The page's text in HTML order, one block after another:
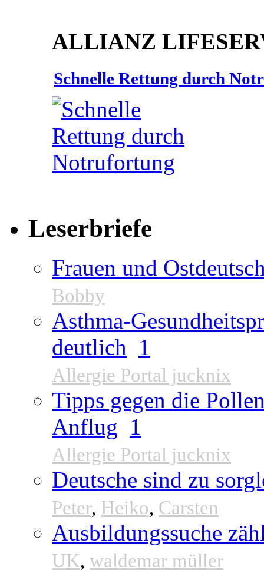
ALLIANZ
Schnelle Rettung durch
Leserbriefe
Frauen und
Bobby
Asthma-
deutlich 1
Allergie Portal jucknix
Tipps gegen die
Anflug 1
Allergie Portal jucknix
Deutsche sind zu
Peter, Heiko, Carsten
Ausbildungssuche
UK, waldemar müller